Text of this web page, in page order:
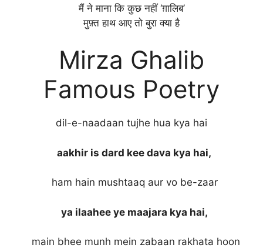
मैं ने माना कि कुछ नहीं ‘ग़ालिब’
मुफ़्त हाथ आए तो बुरा क्या है
Mirza Ghalib
Famous Poetry
dil-e-naadaan tujhe hua kya hai
aakhir is dard kee dava kya hai,
ham hain mushtaaq aur vo be-zaar
ya ilaahee ye maajara kya hai,
main bhee munh mein zabaan rakhata hoon